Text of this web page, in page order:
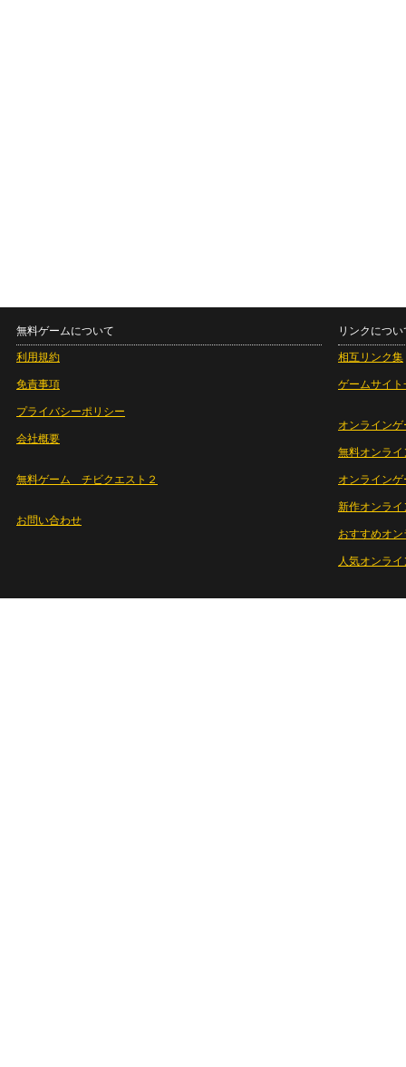
無料ゲームについて
利用規約
免責事項
プライバシーポリシー
会社概要
無料ゲーム チビクエスト２
お問い合わせ
リンクについ
相互リンク集
ゲームサイト
オンラインゲ
無料オンライ
オンライン
新作オンライ
おすすめオ
人気オンラ